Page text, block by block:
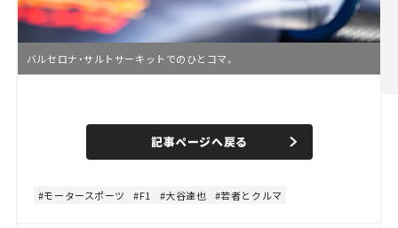
バルセロナ・サルトサーキットでのひとコマ。
n
e
d
8
記事ページへ戻る
モータースポーツ F1 大谷達也 若者とクルマ